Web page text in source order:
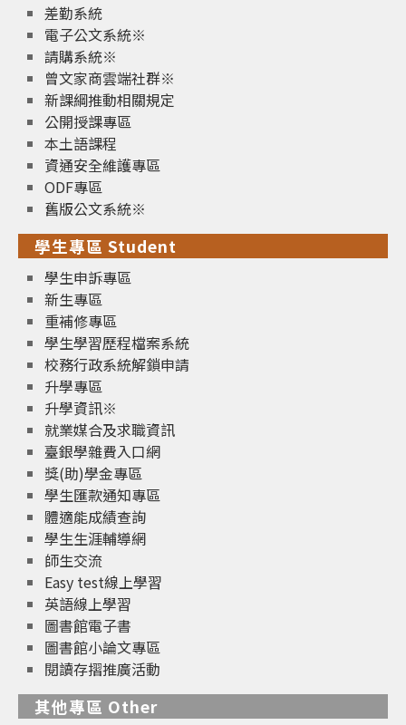
差勤系統
電子公文系統※
請購系統※
曾文家商雲端社群※
新課綱推動相關規定
公開授課專區
本土語課程
資通安全維護專區
ODF專區
舊版公文系統※
學生專區 Student
學生申訴專區
新生專區
重補修專區
學生學習歷程檔案系統
校務行政系統解鎖申請
升學專區
升學資訊※
就業媒合及求職資訊
臺銀學雜費入口網
獎(助)學金專區
學生匯款通知專區
體適能成績查詢
學生生涯輔導網
師生交流
Easy test線上學習
英語線上學習
圖書館電子書
圖書館小論文專區
閱讀存摺推廣活動
其他專區 Other